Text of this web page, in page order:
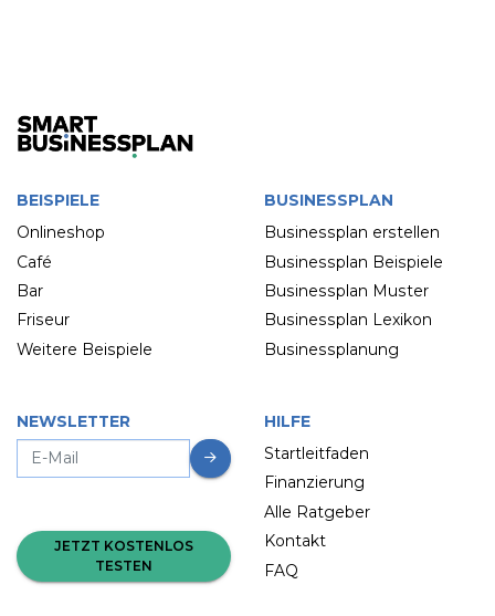
BEISPIELE
Onlineshop
Café
Bar
Friseur
Weitere Beispiele
BUSINESSPLAN
Businessplan erstellen
Businessplan Beispiele
Businessplan Muster
Businessplan Lexikon
Businessplanung
NEWSLETTER
JETZT KOSTENLOS
TESTEN
HILFE
Startleitfaden
Finanzierung
Alle Ratgeber
Kontakt
FAQ